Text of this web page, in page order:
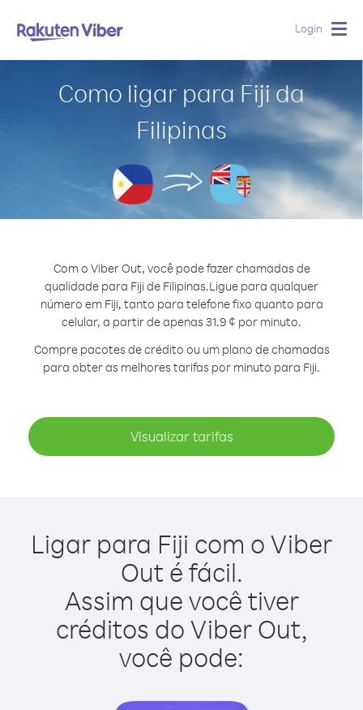
Login
Como ligar para Fiji da
Filipinas
Com o Viber Out, você pode fazer chamadas de
qualidade para Fiji de Filipinas.Ligue para qualquer
número em Fiji, tanto para telefone fixo quanto para
celular, a partir de apenas 31.9 ¢ por minuto.
Compre pacotes de crédito ou um plano de chamadas
para obter as melhores tarifas por minuto para Fiji.
Visualizar tarifas
Ligar para Fiji com o Viber
Out é fácil.
Assim que você tiver
créditos do Viber Out,
você pode: